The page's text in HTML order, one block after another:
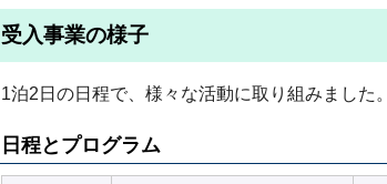
受入事業の様子
1泊2日の日程で、様々な活動に取り組みました。
日程とプログラム